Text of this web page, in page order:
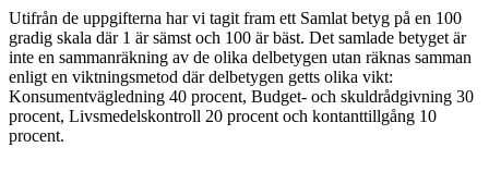
Utifrån de uppgifterna har vi tagit fram ett Samlat betyg på en 100
gradig skala där 1 är sämst och 100 är bäst. Det samlade betyget är
inte en sammanräkning av de olika delbetygen utan räknas samman
enligt en viktningsmetod där delbetygen getts olika vikt:
Konsumentvägledning 40 procent, Budget- och skuldrådgivning 30
procent, Livsmedelskontroll 20 procent och kontanttillgång 10
procent.